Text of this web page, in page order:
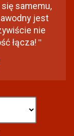
samemu,
jest
nie
łącza! "